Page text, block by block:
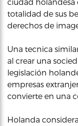
totalidad de sus
derechos de
Una tecnica
al crear una
legislación
empresas
convierte en una
Holanda